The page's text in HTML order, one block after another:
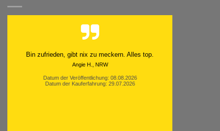
Schnell. Zuverlässig. Klasse.
Datum der Veröffentlichung: 05.08.2026
Datum der Kauferfahrung: 29.07.2026